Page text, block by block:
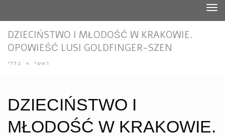
DZIECIŃSTWO I MŁODOŚĆ W KRAKOWIE.
OPOWIEŚĆ LUSI GOLDFINGER-SZEN
ראשי » כללי
DZIECIŃSTWO I
MŁODOŚĆ W KRAKOWIE.